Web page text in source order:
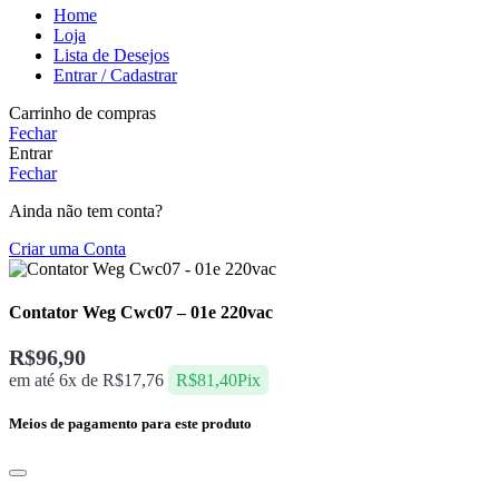
Home
Loja
Lista de Desejos
Entrar / Cadastrar
Carrinho de compras
Fechar
Entrar
Fechar
Ainda não tem conta?
Criar uma Conta
Contator Weg Cwc07 – 01e 220vac
R$96,90
em até 6x de R$17,76 R$81,40Pix
Meios de pagamento para este produto